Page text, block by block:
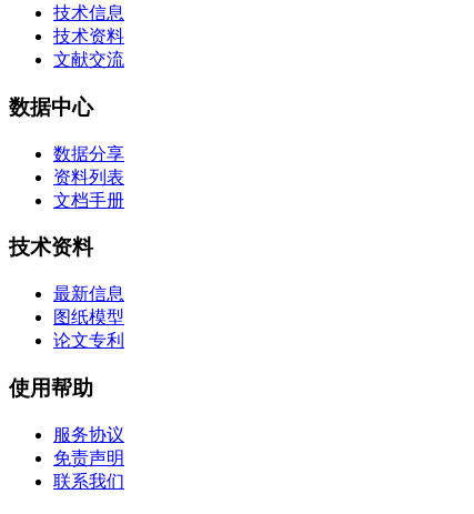
技术信息
技术资料
文献交流
数据中心
数据分享
资料列表
文档手册
技术资料
最新信息
图纸模型
论文专利
使用帮助
服务协议
免责声明
联系我们